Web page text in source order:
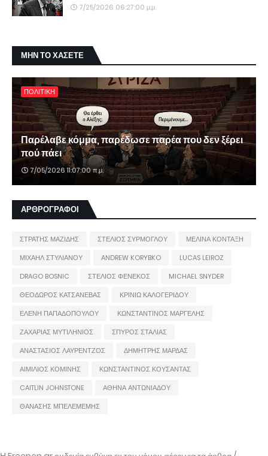
7/25/2026 06:27:00 μ.μ.
ΜΗΝ ΤΟ ΧΑΣΕΤΕ
ΠΟΛΙΤΙΚΗ
Παρέλαβε κόμμα, παρέδωσε παρέα που δεν ξέρει
πού πάει
7/05/2026 11:07:00 π.μ.
ΑΡΘΡΟΓΡΑΦΟΙ
ΣΤΡΑΤΗΣ ΜΑΖΙΔΗΣ ΣΤΕΛΙΟΣ ΣΥΡΜΟΓΛΟΥ
ΜΕΛΙΝΑ ΚΟΝΤΑΞΗ
ΜΙΧΑΗΛ ΣΤΥΛΙΑΝΟΥ
ANDREW KORYBKO
LUCAS LEIROZ
DRAGO BOSNIC
ΣΤΕΛΙΟΣ ΦΕΝΕΚΟΣ
MICHAEL SNYDER
ΘΕΟΔΩΡΟΣ ΚΑΤΣΑΝΕΒΑΣ
ΚΡΙΝΙΩ ΚΑΛΟΓΕΡΙΔΟΥ
ΕΛΕΝΗ ΠΑΠΑΔΟΠΟΥΛΟΥ
ΚΩΝΣΤΑΝΤΙΝΟΣ ΜΑΡΓΕΛΗΣ
ΖΑΧΑΡΙΑΣ ΜΥΤΙΛΗΝΙΟΣ
ΣΠΥΡΟΣ ΣΤΑΛΙΑΣ
ΑΝΑΣΤΑΣΙΟΣ ΛΑΥΡΕΝΤΖΟΣ
ΔΗΜΗΤΡΗΣ ΜΑΡΔΑΣ
ΑΙΜΙΛΙΟΣ ΚΟΜΙΝΗΣ
ΚΩΝΣΤΑΝΤΙΝΟΣ ΚΟΥΣΑΝΤΑΣ
CAITLIN JOHNSTONE
ΑΘΗΝΑ ΑΝΤΩΝΙΑΔΟΥ
ΘΑΝΑΣΗΣ ΜΠΕΛΕΜΕΜΗΣ